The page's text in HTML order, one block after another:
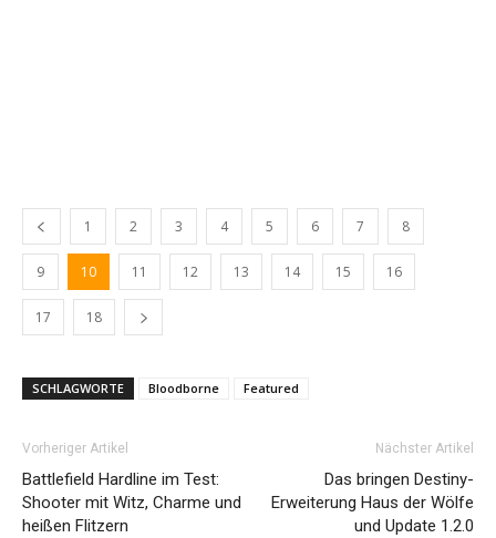
1 2 3 4 5 6 7 8
9 10 11 12 13 14 15 16
17 18
SCHLAGWORTE Bloodborne Featured
Vorheriger Artikel
Battlefield Hardline im Test:
Shooter mit Witz, Charme und
heißen Flitzern
Nächster Artikel
Das bringen Destiny-
Erweiterung Haus der Wölfe
und Update 1.2.0